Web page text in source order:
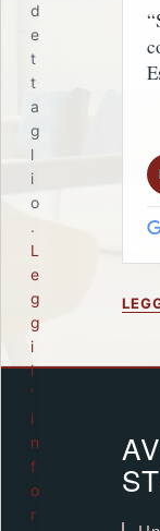
d
e
t
t
a
g
l
i
o
.
L
e
g
g
i
l
’
i
n
f
o
r